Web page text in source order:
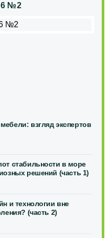
№2
взгляд экспертов
стабильности в море
решений (часть 1)
и технологии вне
(часть 2)